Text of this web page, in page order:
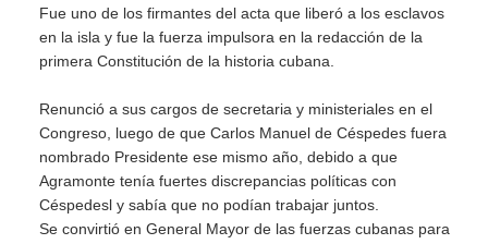
Fue uno de los firmantes del acta que liberó a los esclavos
en la isla y fue la fuerza impulsora en la redacción de la
primera Constitución de la historia cubana.
Renunció a sus cargos de secretaria y ministeriales en el
Congreso, luego de que Carlos Manuel de Céspedes fuera
nombrado Presidente ese mismo año, debido a que
Agramonte tenía fuertes discrepancias políticas con
Céspedesl y sabía que no podían trabajar juntos.
Se convirtió en General Mayor de las fuerzas cubanas para